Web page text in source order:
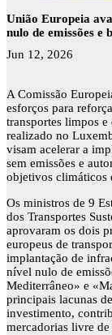
União Europeia
nulo de emissões e
Jun 12, 2026
A Comissão
esforços para
transportes limpos
realizado no
visam acelerar a
sem emissões e
objetivos climáticos
Os ministros de 9
dos Transportes
aprovaram os dois
europeus de
implantação de
nível nulo de
Mediterrâneo» e
principais lacunas
investimento,
mercadorias livre de